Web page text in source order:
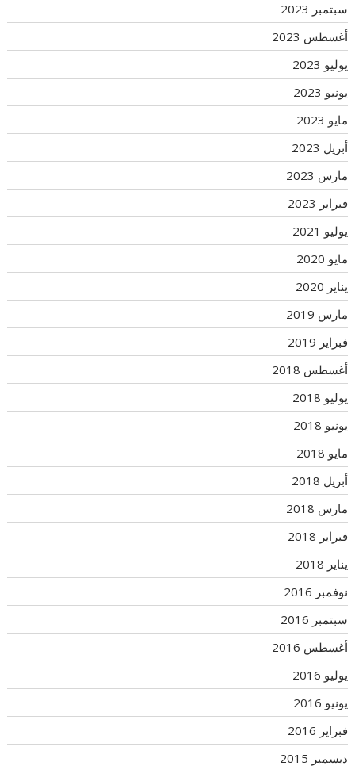
سبتمبر 2023
أغسطس 2023
يوليو 2023
يونيو 2023
مايو 2023
أبريل 2023
مارس 2023
فبراير 2023
يوليو 2021
مايو 2020
يناير 2020
مارس 2019
فبراير 2019
أغسطس 2018
يوليو 2018
يونيو 2018
مايو 2018
أبريل 2018
مارس 2018
فبراير 2018
يناير 2018
نوفمبر 2016
سبتمبر 2016
أغسطس 2016
يوليو 2016
يونيو 2016
فبراير 2016
ديسمبر 2015